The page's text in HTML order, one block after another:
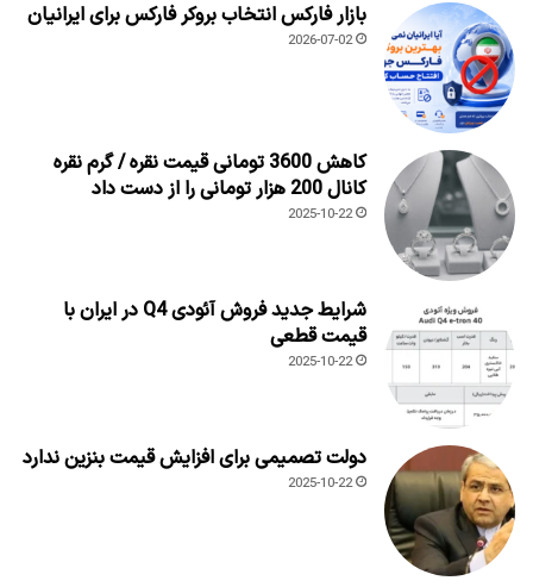
بازار فارکس انتخاب بروکر فارکس برای ایرانیان
2026-07-02
کاهش 3600 تومانی قیمت نقره / گرم نقره
کانال 200 هزار تومانی را از دست داد
2025-10-22
شرایط جدید فروش آئودی Q4 در ایران با
قیمت قطعی
2025-10-22
دولت تصمیمی برای افزایش قیمت بنزین ندارد
2025-10-22